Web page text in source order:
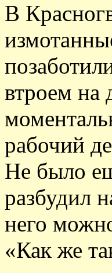
В
втроем на
рабочий
Не было
разбудил
него
«Как же